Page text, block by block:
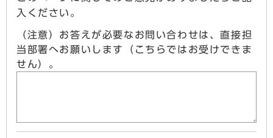
入ください。
（注意）お答えが必要なお問い合わせは、直接担
当部署へお願いします（こちらではお受けできま
せん）。